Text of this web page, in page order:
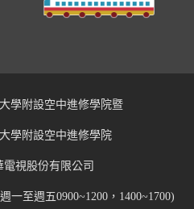
學附設空中進修學院暨
學附設空中進修學院
電視股份有限公司
一至週五0900~1200，1400~1700)